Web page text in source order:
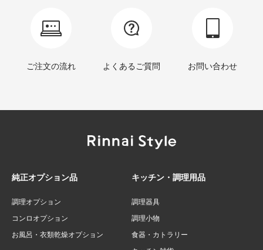
ご注文の流れ よくあるご質問 お問い合わせ
純正オプション品
調理オプション
コンロオプション
お風呂・衣類乾燥オプション
キッチン・調理用品
調理器具
調理小物
食器・カトラリー